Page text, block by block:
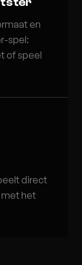
en
spel:
of speel
direct
met het